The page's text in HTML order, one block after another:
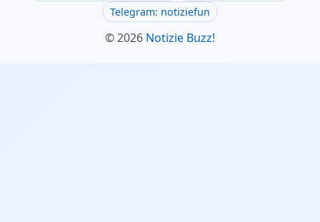
Telegram: notiziefun
© 2026 Notizie Buzz!